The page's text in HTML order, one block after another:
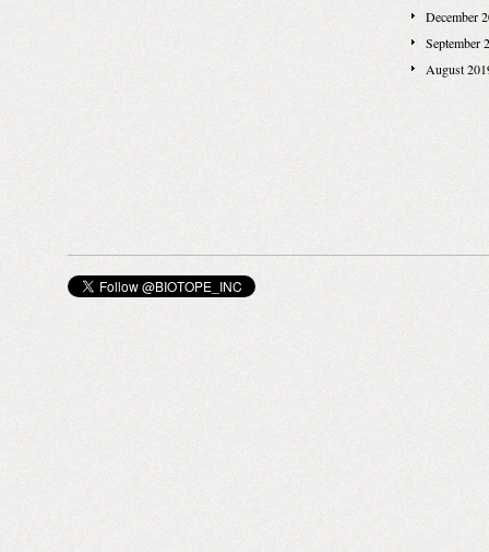
December
September
August